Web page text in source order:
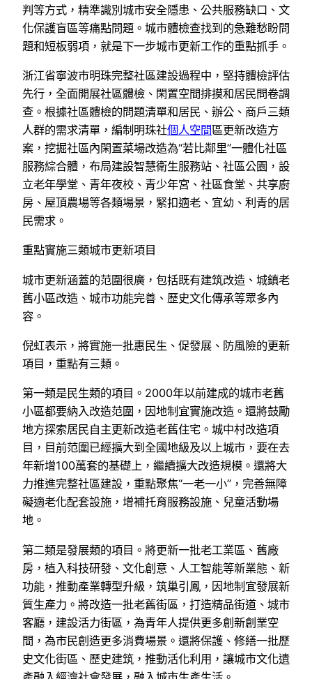
判等方式，精準識別城市安全隱患、公共服務缺口、文
化保護盲區等痛點問題。城市體檢查找到的急難愁盼問
題和短板弱項，就是下一步城市更新工作的重點抓手。
浙江省寧波市明珠完整社區建設過程中，堅持體檢評估
先行，全面開展社區體檢、閑置空間排摸和居民問卷調
查。根據社區體檢的問題清單和居民、辦公、商戶三類
人群的需求清單，編制明珠社個人空間區更新改造方
案，挖掘社區內閑置菜場改造為“若比鄰里”一體化社區
服務綜合體，布局建設智慧衛生服務站、社區公園，設
立老年學堂、青年夜校、青少年宮、社區食堂、共享廚
房、屋頂農場等各類場景，緊扣適老、宜幼、利青的居
民需求。
重點實施三類城市更新項目
城市更新涵蓋的范圍很廣，包括既有建筑改造、城鎮老
舊小區改造、城市功能完善、歷史文化傳承等眾多內
容。
倪虹表示，將實施一批惠民生、促發展、防風險的更新
項目，重點有三類。
第一類是民生類的項目。2000年以前建成的城市老舊
小區都要納入改造范圍，因地制宜實施改造。還將鼓勵
地方探索居民自主更新改造老舊住宅。城中村改造項
目，目前范圍已經擴大到全國地級及以上城市，要在去
年新增100萬套的基礎上，繼續擴大改造規模。還將大
力推進完整社區建設，重點聚焦“一老一小”，完善無障
礙適老化配套設施，增補托育服務設施、兒童活動場
地。
第二類是發展類的項目。將更新一批老工業區、舊廠
房，植入科技研發、文化創意、人工智能等新業態、新
功能，推動產業轉型升級，筑巢引鳳，因地制宜發展新
質生產力。將改造一批老舊街區，打造精品街道、城市
客廳，建設活力街區，為青年人提供更多創新創業空
間，為市民創造更多消費場景。還將保護、修繕一批歷
史文化街區、歷史建筑，推動活化利用，讓城市文化遺